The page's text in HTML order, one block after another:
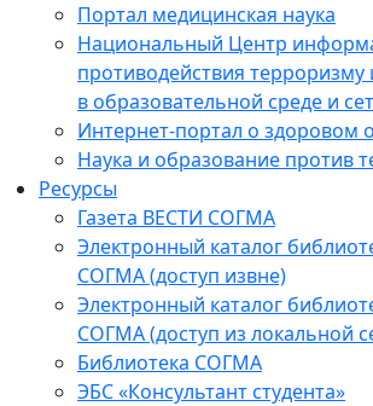
Портал медицинская наука
Национальный Центр
противодействия терроризму
в образовательной среде и
Интернет-портал о здоровом
Наука и образование против
Ресурсы
Газета ВЕСТИ СОГМА
Электронный каталог
СОГМА (доступ извне)
Электронный каталог
СОГМА (доступ из локальной
Библиотека СОГМА
ЭБС «Консультант студента»